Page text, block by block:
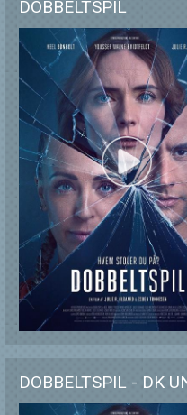
DOBBELTSPIL
DOBBELTSPIL - DK